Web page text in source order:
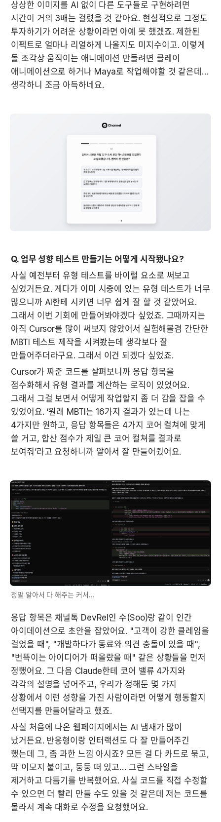
상상한 이미지를 AI 없이 다른 도구들로 구현하려면
시간이 거의 3배는 걸렸을 것 같아요. 현실적으로 그정도
투자하기가 어려운 상황이라면 아예 못 했겠죠. 제한된
이펙트로 얼마나 리얼하게 나올지도 미지수이고. 이렇게
돌 조각상 움직이는 애니메이션 만들려면 클레이
애니메이션으로 하거나 Maya로 작업해야할 것 같은데…
생각하니 조금 아득하네요.
Q. 업무 성향 테스트 만들기는 어떻게 시작됐나요?
사실 예전부터 유형 테스트를 바이럴 요소로 써보고
싶었거든요. 게다가 이미 시중에 있는 유형 테스트가 너무
많으니까 AI한테 시키면 너무 쉽게 잘 할 것 같았어요.
그래서 이번 기회에 만들어봐야겠다 싶었죠. 그때까지는
아직 Cursor를 많이 써보지 않았어서 실험해볼겸 간단한
MBTI 테스트 제작을 시켜봤는데 생각보다 잘
만들어주더라구요. 그래서 이건 되겠다 싶었죠.
Cursor가 짜준 코드를 살펴보니까 응답 항목을
점수화해서 유형 결과를 계산하는 로직이 있었어요.
그래서 그걸 보면서 어떻게 작업할지 좀 더 감을 잡을 수
있었어요. ‘원래 MBTI는 16가지 결과가 있는데 나는
4가지만 원하고, 응답 항목들은 4가지 코어 컬쳐에 맞게
쓸 거고, 합산 점수가 제일 큰 코어 컬쳐를 결과로
보여줘’라고 요청하니까 알아서 잘 만들어줬어요.
정말 알아서 다 해주는 커서…
응답 항목은 채널톡 DevRel인 수(Soo)랑 같이 인간
아이데이션으로 초안을 잡았어요. "고객이 강한 클레임을
걸었을 때", "개발하다가 동료와 의견 충돌이 있을 때",
"번뜩이는 아이디어가 떠올랐을 때" 같은 상황들을 먼저
정했어요. 그 다음 Claude한테 코어 밸류 4가지와
각각의 설명을 넣어주고, 우리가 정해둔 몇 가지
상황에서 이런 성향을 가진 사람이라면 어떻게 행동할지
선택지를 만들어달라고 했죠.
사실 처음에 나온 웹페이지에서는 AI 냄새가 많이
났거든요. 반응형이랑 인터랙션도 다 잘 만들어주긴
했는데 그, 좀 과한 느낌 아시죠? 모든 걸 다 카드로 묶고,
막 이모지 붙이고, 둥둥 떠 있고… 그런 스타일을
제거하고 다듬기를 반복했어요. 사실 코드를 직접 수정할
수 있으면 더 빨리 만들 수도 있을 것 같은데 저는 코드를
몰라서 계속 대화로 수정을 요청했어요.